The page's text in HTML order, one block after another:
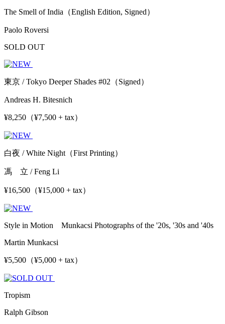
The Smell of India（English Edition, Signed）
Paolo Roversi
SOLD OUT
東京 / Tokyo Deeper Shades #02（Signed）
Andreas H. Bitesnich
¥8,250（¥7,500 + tax）
白夜 / White Night（First Printing）
馮 立 / Feng Li
¥16,500（¥15,000 + tax）
Style in Motion Munkacsi Photographs of the '20s, '30s and '40s
Martin Munkacsi
¥5,500（¥5,000 + tax）
Tropism
Ralph Gibson